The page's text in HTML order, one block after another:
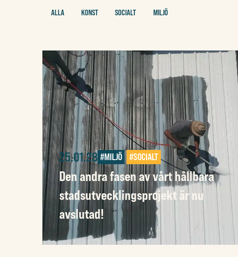
ALLA KONST SOCIALT MILJÖ
25.01.28 #MILJÖ #SOCIALT
Den andra fasen av vårt hållbara
stadsutvecklingsprojekt är nu
avslutad!